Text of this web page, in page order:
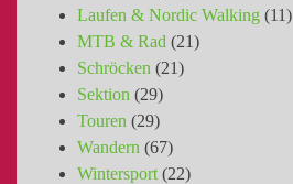
Laufen & Nordic Walking (11)
MTB & Rad (21)
Schröcken (21)
Sektion (29)
Touren (29)
Wandern (67)
Wintersport (22)